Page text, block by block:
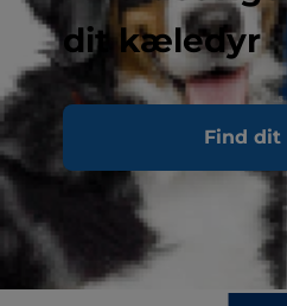
dit kæledyr
Find dit